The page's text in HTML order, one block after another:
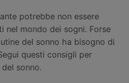
potrebbe non essere
nel mondo dei sogni. Forse
del sonno ha bisogno di
questi consigli per
sonno.